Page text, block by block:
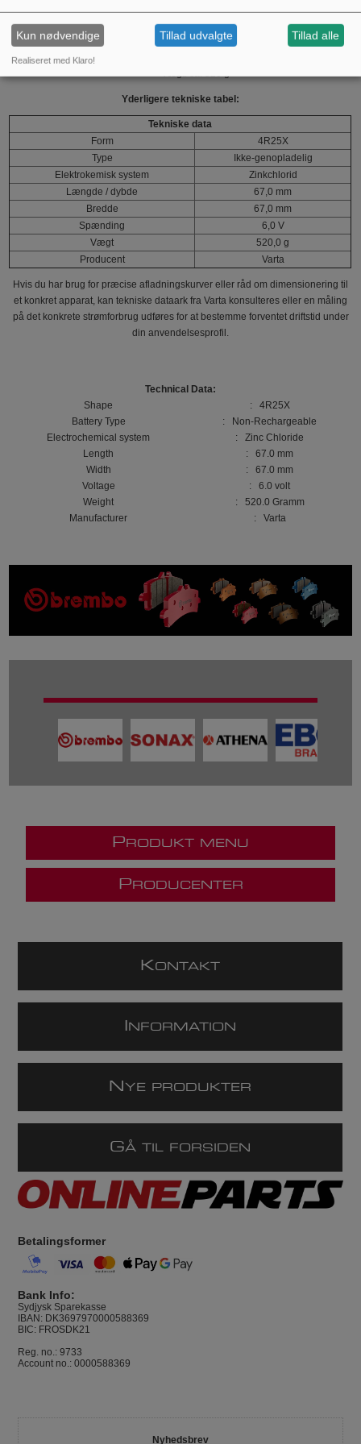
Spænding: 6,0 V
Kapacitet: ca. 8,5 Ah
Yderligere tekniske tabel:
Tekniske data
Form
4R25X
Type
Ikke‑genopladelig
Elektrokemisk system
Zinkchlorid
Længde / dybde
67,0 mm
Bredde
67,0 mm
Spænding
6,0 V
Vægt
520,0 g
Producent
Varta
Hvis du har brug for præcise afladningskurver eller råd om dimensionering til
et konkret apparat, kan tekniske dataark fra Varta konsulteres eller en måling
på det konkrete strømforbrug udføres for at bestemme forventet driftstid under
din anvendelsesprofil.
Technical Data:
Shape
: 4R25X
Battery Type
: Non-Rechargeable
Electrochemical system
: Zinc Chloride
Length
: 67.0 mm
Width
: 67.0 mm
Voltage
: 6.0 volt
Weight
: 520.0 Gramm
Manufacturer
: Varta
P RODUKT MENU
P RODUCENTER
KONTAKT
NFORMATION
N YE PRODUKTER
GÅ TIL FORSIDEN
Betalingsformer
Bank Info:
Sydjysk Sparekasse
IBAN: DK3697970000588369
BIC: FROSDK21
Reg. no.: 9733
Account no.: 0000588369
Nyhedsbrev
Kun nødvendige Tillad udvalgte Tillad alle
Realiseret med Klaro!